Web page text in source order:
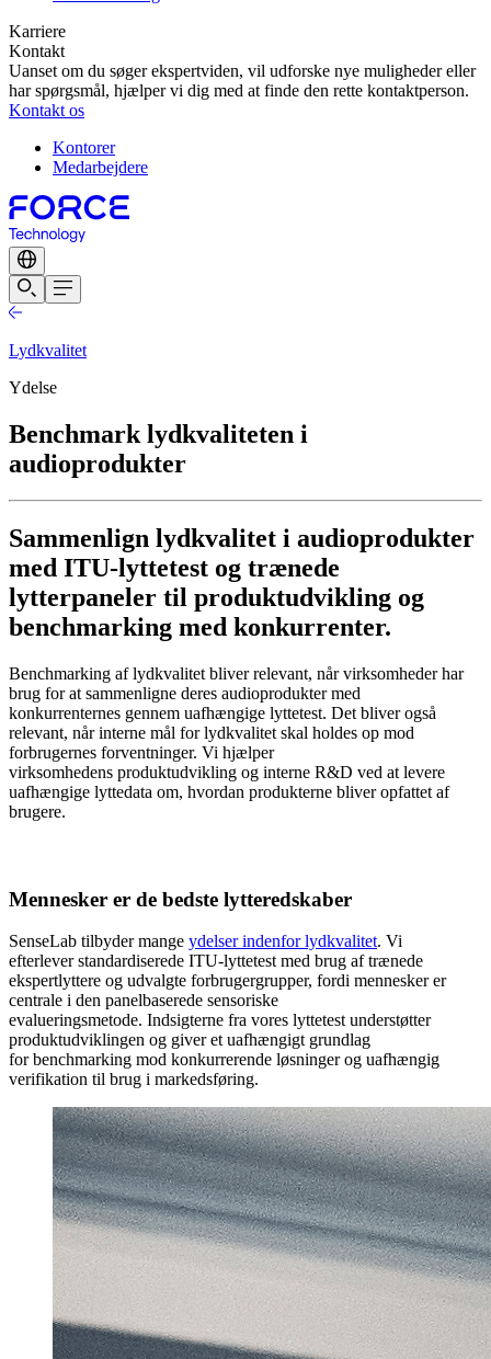
Karriere
Kontakt
Uanset om du søger ekspertviden, vil udforske nye muligheder eller
har spørgsmål, hjælper vi dig med at finde den rette kontaktperson.
Kontakt os
Kontorer
Medarbejdere
Lydkvalitet
Ydelse
Benchmark lydkvaliteten i
audioprodukter
Sammenlign lydkvalitet i audioprodukter
med ITU-lyttetest og trænede
lytterpaneler til produktudvikling og
benchmarking med konkurrenter.
Benchmarking af lydkvalitet bliver relevant, når virksomheder har
brug for at sammenligne deres audioprodukter med
konkurrenternes gennem uafhængige lyttetest. Det bliver også
relevant, når interne mål for lydkvalitet skal holdes op mod
forbrugernes forventninger. Vi hjælper
virksomhedens produktudvikling og interne R&D ved at levere
uafhængige lyttedata om, hvordan produkterne bliver opfattet af
brugere.
Mennesker er de bedste lytteredskaber
SenseLab tilbyder mange ydelser indenfor lydkvalitet. Vi
efterlever standardiserede ITU-lyttetest med brug af trænede
ekspertlyttere og udvalgte forbrugergrupper, fordi mennesker er
centrale i den panelbaserede sensoriske
evalueringsmetode. Indsigterne fra vores lyttetest understøtter
produktudviklingen og giver et uafhængigt grundlag
for benchmarking mod konkurrerende løsninger og uafhængig
verifikation til brug i markedsføring.